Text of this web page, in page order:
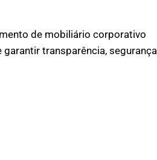
de mobiliário corporativo
transparência, segurança